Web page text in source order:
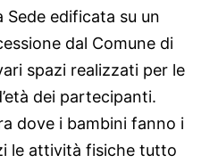
Sede edificata su un
dal Comune di
spazi realizzati per le
dei partecipanti.
dove i bambini fanno i
le attività fisiche tutto